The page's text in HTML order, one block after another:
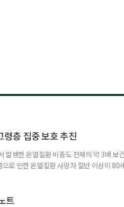
층 집중 보호 추진
생한 온열질환 비중도 전체의 약 3배 보
로 인한 온열질환 사망자 절반 이상이 80
으로 집계됐다. 연령별 환자 수
트